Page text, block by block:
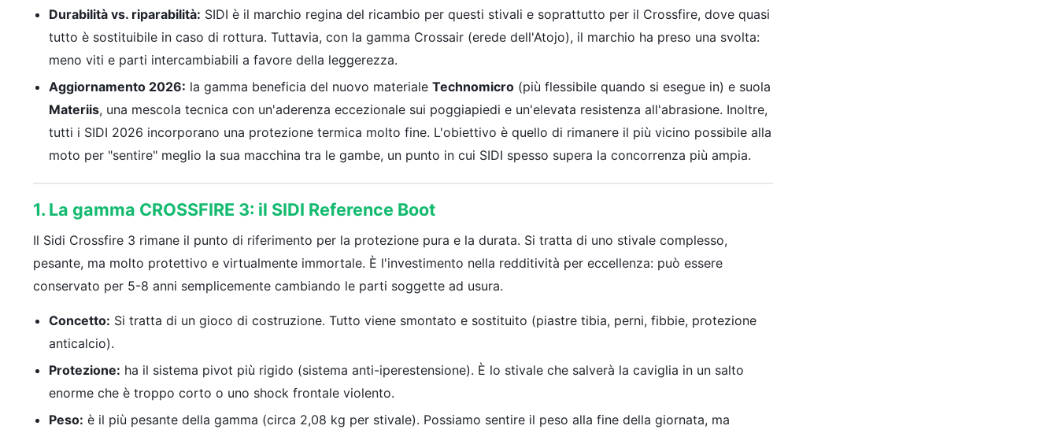
Durabilità vs. riparabilità: SIDI è il marchio regina del ricambio per questi stivali e soprattutto per il Crossfire, dove quasi
tutto è sostituibile in caso di rottura. Tuttavia, con la gamma Crossair (erede dell'Atojo), il marchio ha preso una svolta:
meno viti e parti intercambiabili a favore della leggerezza.
Aggiornamento 2026: la gamma beneficia del nuovo materiale Technomicro (più flessibile quando si esegue in) e suola
Materiis, una mescola tecnica con un'aderenza eccezionale sui poggiapiedi e un'elevata resistenza all'abrasione. Inoltre,
tutti i SIDI 2026 incorporano una protezione termica molto fine. L'obiettivo è quello di rimanere il più vicino possibile alla
moto per "sentire" meglio la sua macchina tra le gambe, un punto in cui SIDI spesso supera la concorrenza più ampia.
1. La gamma CROSSFIRE 3: il SIDI Reference Boot
Il Sidi Crossfire 3 rimane il punto di riferimento per la protezione pura e la durata. Si tratta di uno stivale complesso,
pesante, ma molto protettivo e virtualmente immortale. È l'investimento nella redditività per eccellenza: può essere
conservato per 5-8 anni semplicemente cambiando le parti soggette ad usura.
Concetto: Si tratta di un gioco di costruzione. Tutto viene smontato e sostituito (piastre tibia, perni, fibbie, protezione
anticalcio).
Protezione: ha il sistema pivot più rigido (sistema anti-iperestensione). È lo stivale che salverà la caviglia in un salto
enorme che è troppo corto o uno shock frontale violento.
Peso: è il più pesante della gamma (circa 2,08 kg per stivale). Possiamo sentire il peso alla fine della giornata, ma